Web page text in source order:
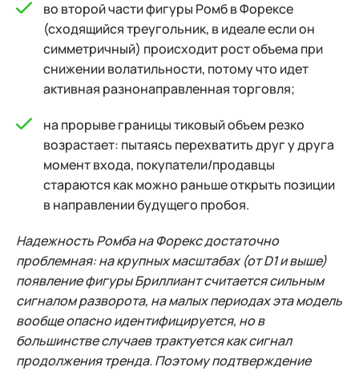
во второй части фигуры Ромб в Форексе
(сходящийся треугольник, в идеале если он
симметричный) происходит рост объема при
снижении волатильности, потому что идет
активная разнонаправленная торговля;
на прорыве границы тиковый объем резко
возрастает: пытаясь перехватить друг у друга
момент входа, покупатели/продавцы
стараются как можно раньше открыть позиции
в направлении будущего пробоя.
Надежность Ромба на Форекс достаточно
проблемная: на крупных масштабах (от D1 и выше)
появление фигуры Бриллиант считается сильным
сигналом разворота, на малых периодах эта модель
вообще опасно идентифицируется, но в
большинстве случаев трактуется как сигнал
продолжения тренда. Поэтому подтверждение